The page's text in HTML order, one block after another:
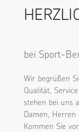
bei Sport-
Wir begrüßen
Qualität,
stehen bei uns
Damen, Herren
Kommen Sie